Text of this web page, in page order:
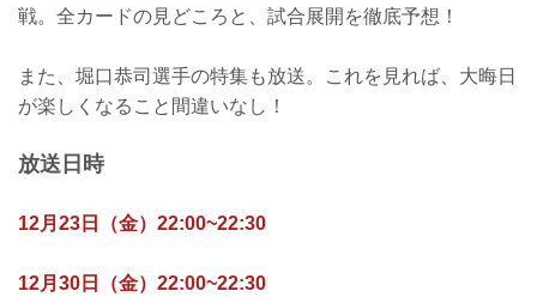
戦。全カードの見どころと、試合展開を徹底予想！
また、堀口恭司選手の特集も放送。これを見れば、大晦日
が楽しくなること間違いなし！
放送日時
12月23日（金）22:00~22:30
12月30日（金）22:00~22:30